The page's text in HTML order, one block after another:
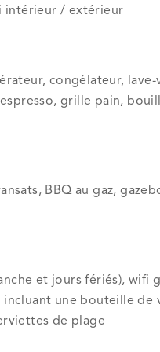
intérieur / extérieur
congélateur,
grille pain,
BBQ au gaz,
et jours fériés), wifi
une bouteille de
de plage